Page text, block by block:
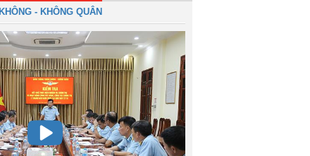
- KHÔNG QUÂN